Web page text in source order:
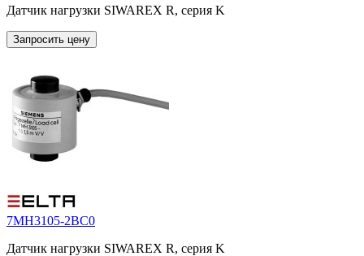
Датчик нагрузки SIWAREX R, серия K
Запросить цену
7MH3105-2BC0
Датчик нагрузки SIWAREX R, серия K